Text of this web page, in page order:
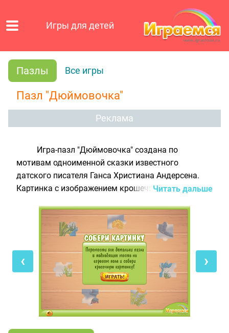
Игры для детей
Пазлы Все игры
Пазл "Дюймовочка"
Реклама
Игра-пазл "Дюймовочка" создана по
мотивам одноименной сказки известного
датского писателя Ганса Христиана Андерсена.
Картинка с изображением крошечной девочки и
и его соседки полевой мыши, разделена на 15
частей. Чтобы собрать пазл, необходимо
переместить кусочки картинки на нужные
клеточки в центре экрана. Перед началом игры
обязательно нажми на вопросик, расположенный
в верхнем правом углу, чтобы увидеть готовый
рисунок - собирать картинку будет проще и
Читать дальше
‹ ›